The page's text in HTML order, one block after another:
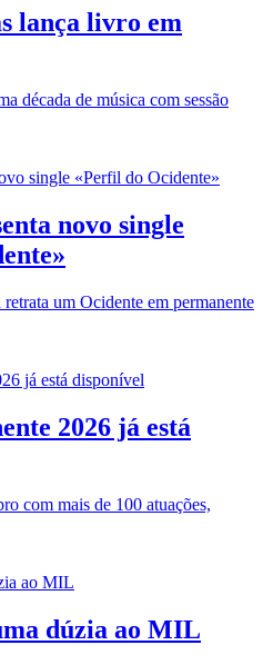
lança livro em
década de música com sessão
novo single
um Ocidente em permanente
2026 já está
com mais de 100 atuações,
dúzia ao MIL